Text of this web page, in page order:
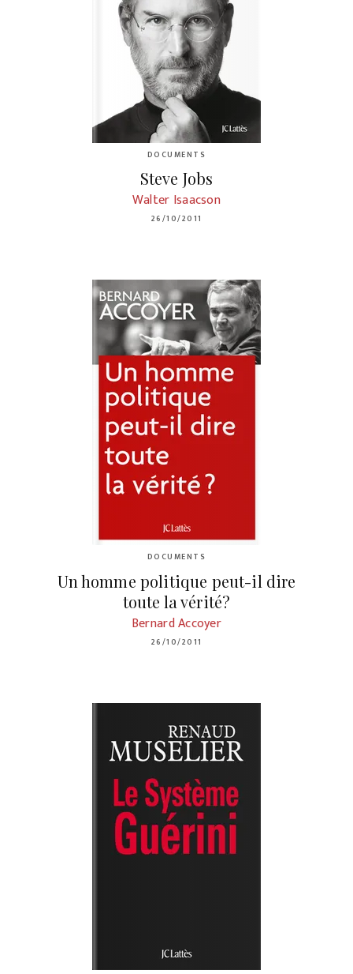
DOCUMENTS
Steve Jobs
Walter Isaacson
26/10/2011
DOCUMENTS
Un homme politique peut-il dire
toute la vérité?
Bernard Accoyer
26/10/2011